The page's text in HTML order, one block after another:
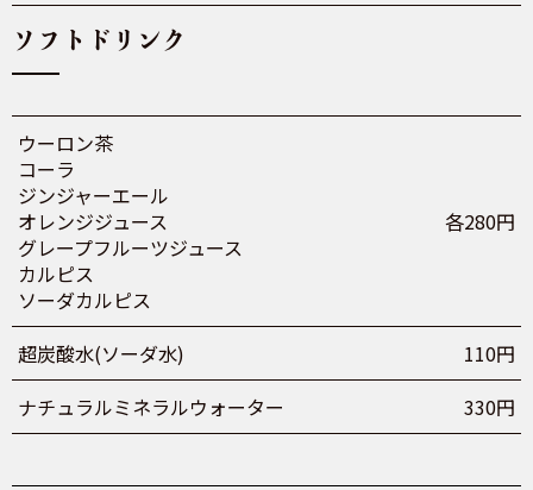
ソフトドリンク
ウーロン茶
コーラ
ジンジャーエール
オレンジジュース
グレープフルーツジュース
カルピス
ソーダカルピス
各280円
超炭酸水(ソーダ水)
110円
ナチュラルミネラルウォーター
330円